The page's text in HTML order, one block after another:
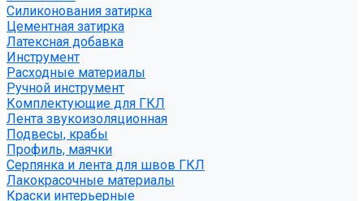
Силиконования затирка
Цементная затирка
Латексная добавка
Инструмент
Расходные материалы
Ручной инструмент
Комплектующие для ГКЛ
Лента звукоизоляционная
Подвесы, крабы
Профиль, маячки
Серпянка и лента для швов ГКЛ
Лакокрасочные материалы
Краски интерьерные